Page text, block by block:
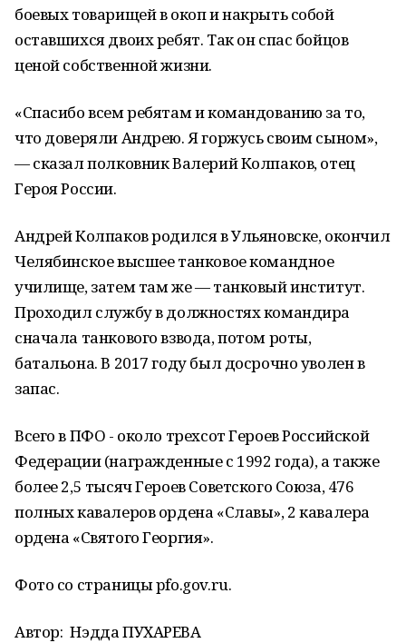
боевых товарищей в окоп и накрыть собой
оставшихся двоих ребят. Так он спас бойцов
ценой собственной жизни.
«Спасибо всем ребятам и командованию за то,
что доверяли Андрею. Я горжусь своим сыном»,
— сказал полковник Валерий Колпаков, отец
Героя России.
Андрей Колпаков родился в Ульяновске, окончил
Челябинское высшее танковое командное
училище, затем там же — танковый институт.
Проходил службу в должностях командира
сначала танкового взвода, потом роты,
батальона. В 2017 году был досрочно уволен в
запас.
Всего в ПФО - около трехсот Героев Российской
Федерации (награжденные с 1992 года), а также
более 2,5 тысяч Героев Советского Союза, 476
полных кавалеров ордена «Славы», 2 кавалера
ордена «Святого Георгия».
Фото со страницы pfo.gov.ru.
Автор: Нэдда ПУХАРЕВА